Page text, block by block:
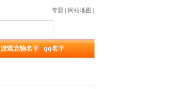
专题 网站地图
游戏宠物名字 qq名字